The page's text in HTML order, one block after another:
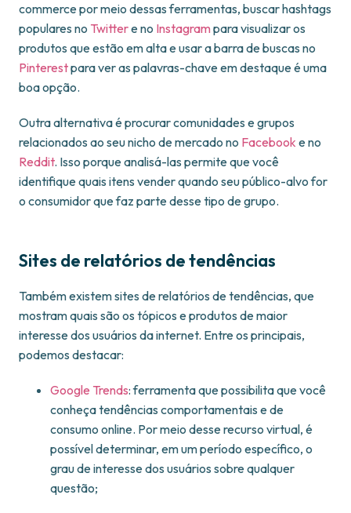
commerce por meio dessas ferramentas, buscar hashtags
populares no Twittere no Instagrampara visualizar os
produtos que estão em alta e usar a barra de buscas no
Pinterestpara ver as palavras-chave em destaque é uma
boa opção.
Outra alternativa é procurar comunidades e grupos
relacionados ao seu nicho de mercado no Facebook e no
Reddit. Isso porque analisá-las permite que você
identifique quais itens vender quando seu público-alvo for
o consumidor que faz parte desse tipo de grupo.
Sites de relatórios de tendências
Também existem sites de relatórios de tendências, que
mostram quais são os tópicos e produtos de maior
interesse dos usuários da internet. Entre os principais,
podemos destacar:
Google Trends: ferramenta que possibilita que você
conheça tendências comportamentais e de
consumo online. Por meio desse recurso virtual, é
possível determinar, em um período específico, o
grau de interesse dos usuários sobre qualquer
questão;